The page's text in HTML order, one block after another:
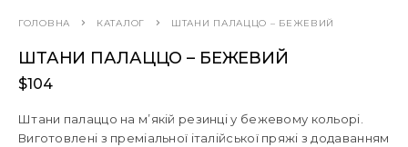
ГОЛОВНА КАТАЛОГ ШТАНИ ПАЛАЦЦО – БЕЖЕВИЙ
ШТАНИ ПАЛАЦЦО – БЕЖЕВИЙ
$104
Штани палаццо на м’якій резинці у бежевому кольорі.
Виготовлені з преміальної італійської пряжі з додаванням